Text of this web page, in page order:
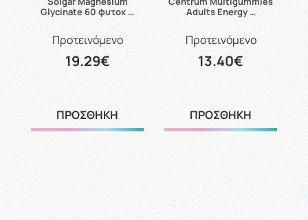
Glycinate 60 φυτοκ …
Προτεινόμενο
19.29€
ΠΡΟΣΘΗΚΗ
Adults Energy …
Προτεινόμενο
13.40€
ΠΡΟΣΘΗΚΗ